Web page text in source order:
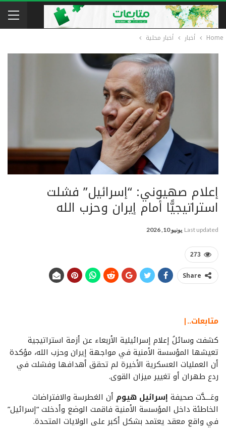
Home أخبار أخبار محلية
إعلام صهيوني: “إسرائيل” فشلت
استراتيجيًّا أمام إيران وحزب الله
Last updated يونيو 10, 2026
273
Share
متابعات..|
كشفت وسائلُ إعلام إسرائيلية الأربعاء عن أزمة استراتيجية
تعيشها المؤسسة الأمنية في مواجهة إيران وحزب الله، مؤكدة
أن العمليات العسكرية الأخيرة لم تحقق أهدافها وفشلت في
ردع طهران أو تغيير ميزان القوى.
وعَـــدَّت صحيفة إسرائيل هيوم أن الغطرسة والافتراضات
الخاطئة داخل المؤسسة الأمنية فاقمت الوضع وأدخلت “إسرائيل”
في واقع معقد يعتمد بشكل أكبر على الولايات المتحدة.